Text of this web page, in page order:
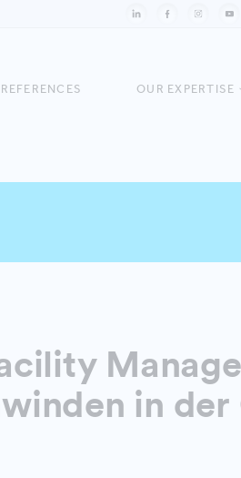
OUR EXPERTISE
in